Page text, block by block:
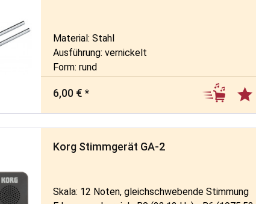
Material: Stahl
Ausführung: vernickelt
Form: rund
6,00 € *
Korg Stimmgerät GA-2
Skala: 12 Noten, gleichschwebende Stimmung